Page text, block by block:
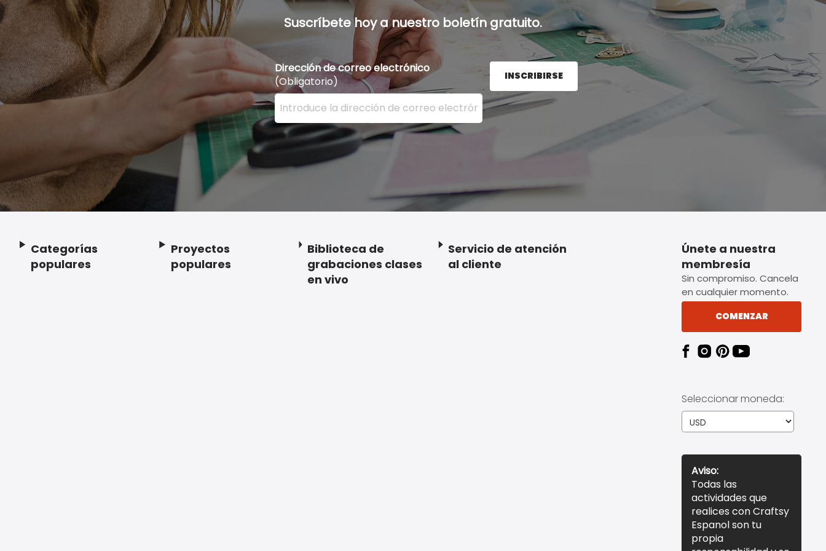
Suscríbete hoy a nuestro boletín gratuito.
Dirección de correo electrónico
(Obligatorio)
Ingrese su dirección de correo electrónico aquí y presione el botón Registrarse.
INSCRIBIRSE
Footer
Categorías
populares
Proyectos
populares
Biblioteca de
grabaciones clases
en vivo
Servicio de atención
al cliente
Únete a nuestra
membresía
Sin compromiso. Cancela
en cualquier momento.
COMENZAR
Seleccionar moneda:
Aviso:
Todas las
actividades que
realices con Craftsy
Espanol son tu
propia